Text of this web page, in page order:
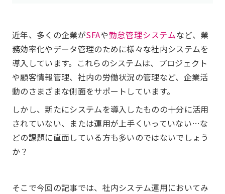
近年、多くの企業がSFAや勤怠管理システムなど、業
務効率化やデータ管理のために様々な社内システムを
導入しています。これらのシステムは、プロジェクト
や顧客情報管理、社内の労働状況の管理など、企業活
動のさまざまな側面をサポートしています。
しかし、新たにシステムを導入したものの十分に活用
されていない、または運用が上手くいっていない…な
どの課題に直面している方も多いのではないでしょう
か？
そこで今回の記事では、社内システム運用においてみ